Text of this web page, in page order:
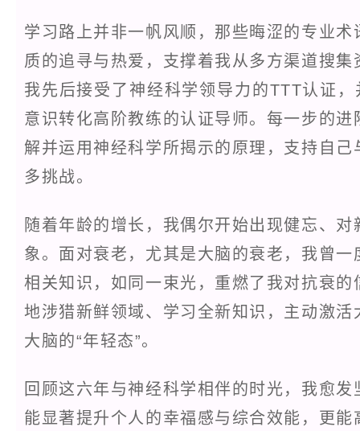
学习路上并非一帆风顺，那些晦涩的专业
质的追寻与热爱，支撑着我从多方渠道搜
我先后接受了神经科学领导力的TTT认证
意识转化高阶教练的认证导师。每一步的
解并运用神经科学所揭示的原理，支持自
多挑战。
随着年龄的增长，我偶尔开始出现健忘、
象。面对衰老，尤其是大脑的衰老，我曾
相关知识，如同一束光，重燃了我对抗衰
地涉猎新鲜领域、学习全新知识，主动激
大脑的“年轻态”。
回顾这六年与神经科学相伴的时光，我愈发
能显著提升个人的幸福感与综合效能，更